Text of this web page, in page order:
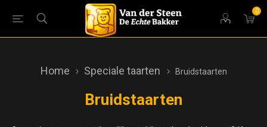
0
Home Speciale taarten Bruidstaarten
Bruidstaarten